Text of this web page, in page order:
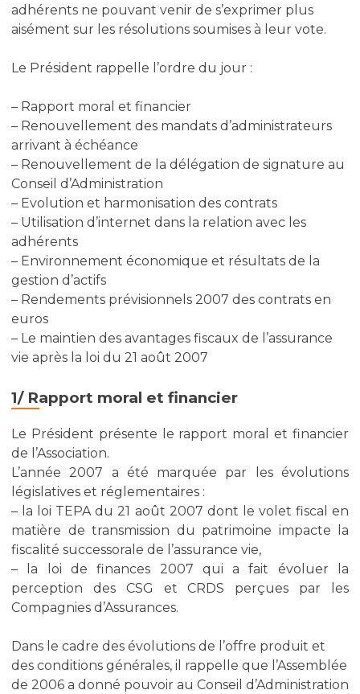
adhérents ne pouvant venir de s’exprimer plus
aisément sur les résolutions soumises à leur vote.
Le Président rappelle l’ordre du jour :
– Rapport moral et financier
– Renouvellement des mandats d’administrateurs
arrivant à échéance
– Renouvellement de la délégation de signature au
Conseil d’Administration
– Evolution et harmonisation des contrats
– Utilisation d’internet dans la relation avec les
adhérents
– Environnement économique et résultats de la
gestion d’actifs
– Rendements prévisionnels 2007 des contrats en
euros
– Le maintien des avantages fiscaux de l’assurance
vie après la loi du 21 août 2007
1/ Rapport moral et financier
Le Président présente le rapport moral et financier
de l’Association.
L’année 2007 a été marquée par les évolutions
législatives et réglementaires :
– la loi TEPA du 21 août 2007 dont le volet fiscal en
matière de transmission du patrimoine impacte la
fiscalité successorale de l’assurance vie,
– la loi de finances 2007 qui a fait évoluer la
perception des CSG et CRDS perçues par les
Compagnies d’Assurances.
Dans le cadre des évolutions de l’offre produit et
des conditions générales, il rappelle que l’Assemblée
de 2006 a donné pouvoir au Conseil d’Administration